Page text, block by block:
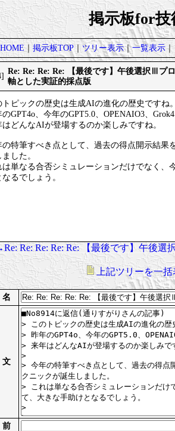
掲示板for技
HOME｜掲示板TOP｜ツリー表示｜一覧表示｜
Re: Re: Re: Re: 【最後です】午後選択Ⅲプ
軸とした実証的採点版
トピックの歴史は生成AIの進化の歴史ですね
のGPT4o、今年のGPT5.0、OPENAIO3、
はどんなAIが登場するのか楽しみですね。
の特筆すべき点として、過去の得点開示結果
した。
は単なる合否シミュレーションだけでなく
なるでしょう。
Re: Re: Re: Re: 【最後です】午後
上記ツリーを一括